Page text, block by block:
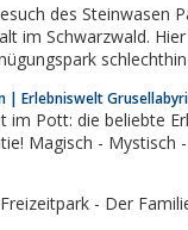
des Steinwasen
Hier sind wir der
schlechthin , kombiniert
| Erlebniswelt
im Pott: die beliebte
Magisch - Mystisch
- Der